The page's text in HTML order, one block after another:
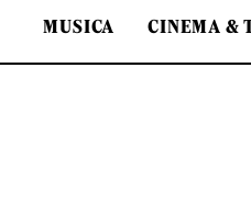
MUSICA CINEMA &